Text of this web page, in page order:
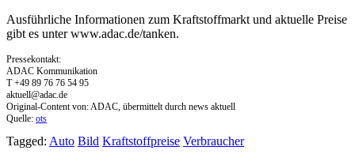
Ausführliche Informationen zum Kraftstoffmarkt und aktuelle Preise
gibt es unter www.adac.de/tanken.
Pressekontakt:
ADAC Kommunikation
T +49 89 76 76 54 95
aktuell@adac.de
Original-Content von: ADAC, übermittelt durch news aktuell
Quelle: ots
Tagged: Auto Bild Kraftstoffpreise Verbraucher